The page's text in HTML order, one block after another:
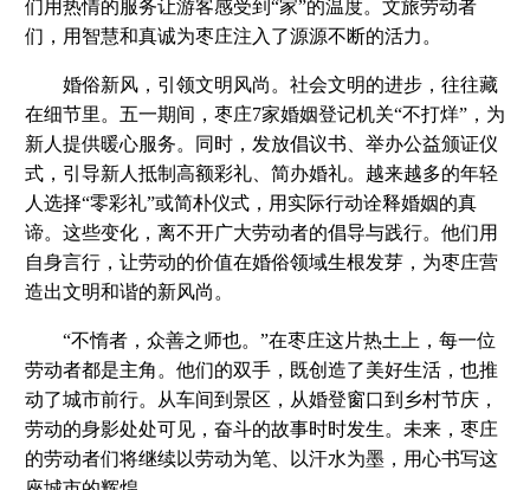
们用热情的服务让游客感受到“家”的温度。文旅劳动者
们，用智慧和真诚为枣庄注入了源源不断的活力。
婚俗新风，引领文明风尚。社会文明的进步，往往藏
在细节里。五一期间，枣庄7家婚姻登记机关“不打烊”，为
新人提供暖心服务。同时，发放倡议书、举办公益颁证仪
式，引导新人抵制高额彩礼、简办婚礼。越来越多的年轻
人选择“零彩礼”或简朴仪式，用实际行动诠释婚姻的真
谛。这些变化，离不开广大劳动者的倡导与践行。他们用
自身言行，让劳动的价值在婚俗领域生根发芽，为枣庄营
造出文明和谐的新风尚。
“不惰者，众善之师也。”在枣庄这片热土上，每一位
劳动者都是主角。他们的双手，既创造了美好生活，也推
动了城市前行。从车间到景区，从婚登窗口到乡村节庆，
劳动的身影处处可见，奋斗的故事时时发生。未来，枣庄
的劳动者们将继续以劳动为笔、以汗水为墨，用心书写这